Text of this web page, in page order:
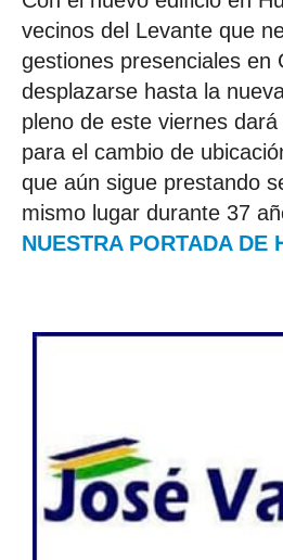
vecinos del Levante que
gestiones presenciales en
desplazarse hasta la
pleno de este viernes
para el cambio de
que aún sigue prestando
mismo lugar durante 37
NUESTRA PORTADA DE